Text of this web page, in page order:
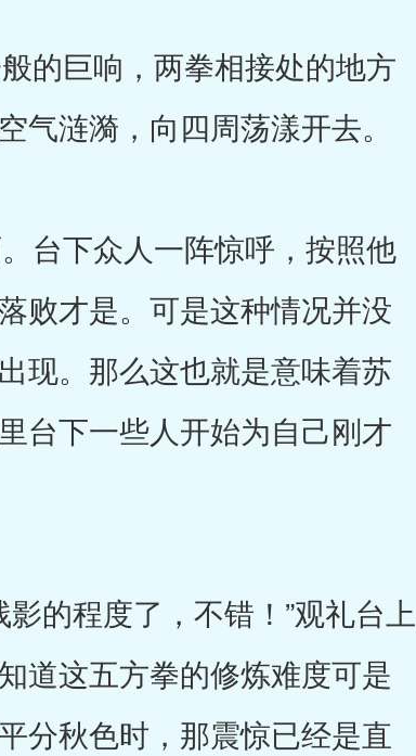
的巨响，两拳相接处的地方
涟漪，向四周荡漾开去。
台下众人一阵惊呼，按照他
败才是。可是这种情况并没
现。那么这也就是意味着苏
台下一些人开始为自己刚才
的程度了，不错！”观礼台上
道这五方拳的修炼难度可是
分秋色时，那震惊已经是直